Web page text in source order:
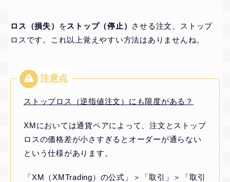
ロス（損失） をストップ（停止） させる注文、ストップ
ロスです。これ以上覚えやすい方法はありませんね。
ストップロス（逆指値注文）にも限度がある？
XMにおいては通貨ペアによって、注文とストップ
ロスの価格差が小さすぎるとオーダーが通らない
という仕様があります。
「XM（XMTrading）の公式」＞「取引」＞「取引